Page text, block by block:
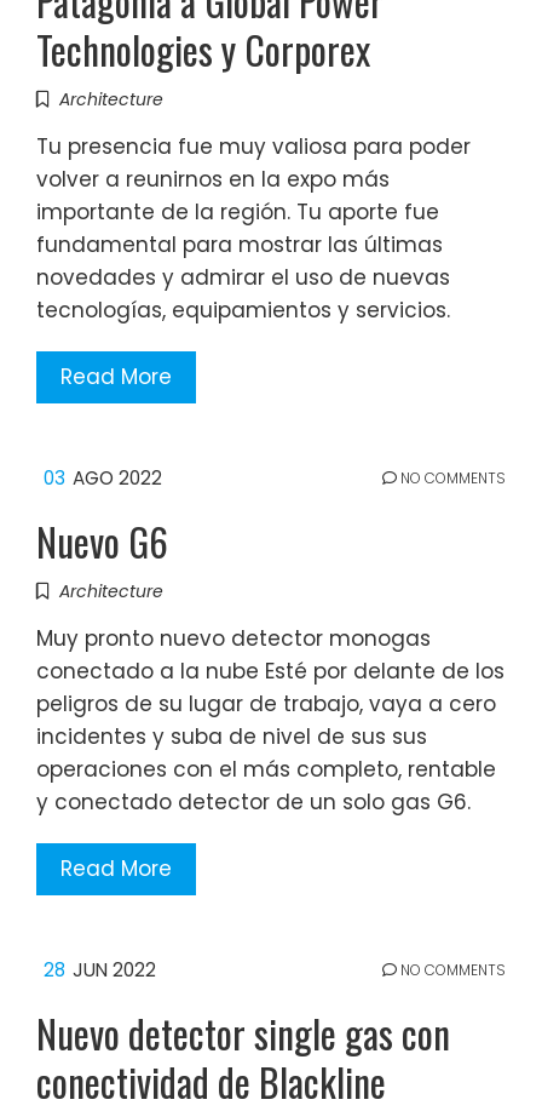
Technologies y Corporex
Architecture
Tu presencia fue muy valiosa para poder
volver a reunirnos en la expo más
importante de la región. Tu aporte fue
fundamental para mostrar las últimas
novedades y admirar el uso de nuevas
tecnologías, equipamientos y servicios.
Read More
03 AGO 2022 NO COMMENTS
Nuevo G6
Architecture
Muy pronto nuevo detector monogas
conectado a la nube Esté por delante de los
peligros de su lugar de trabajo, vaya a cero
incidentes y suba de nivel de sus sus
operaciones con el más completo, rentable
y conectado detector de un solo gas G6.
Read More
28 JUN 2022 NO COMMENTS
Nuevo detector single gas con
conectividad de Blackline